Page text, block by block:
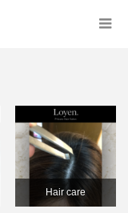
Hair care